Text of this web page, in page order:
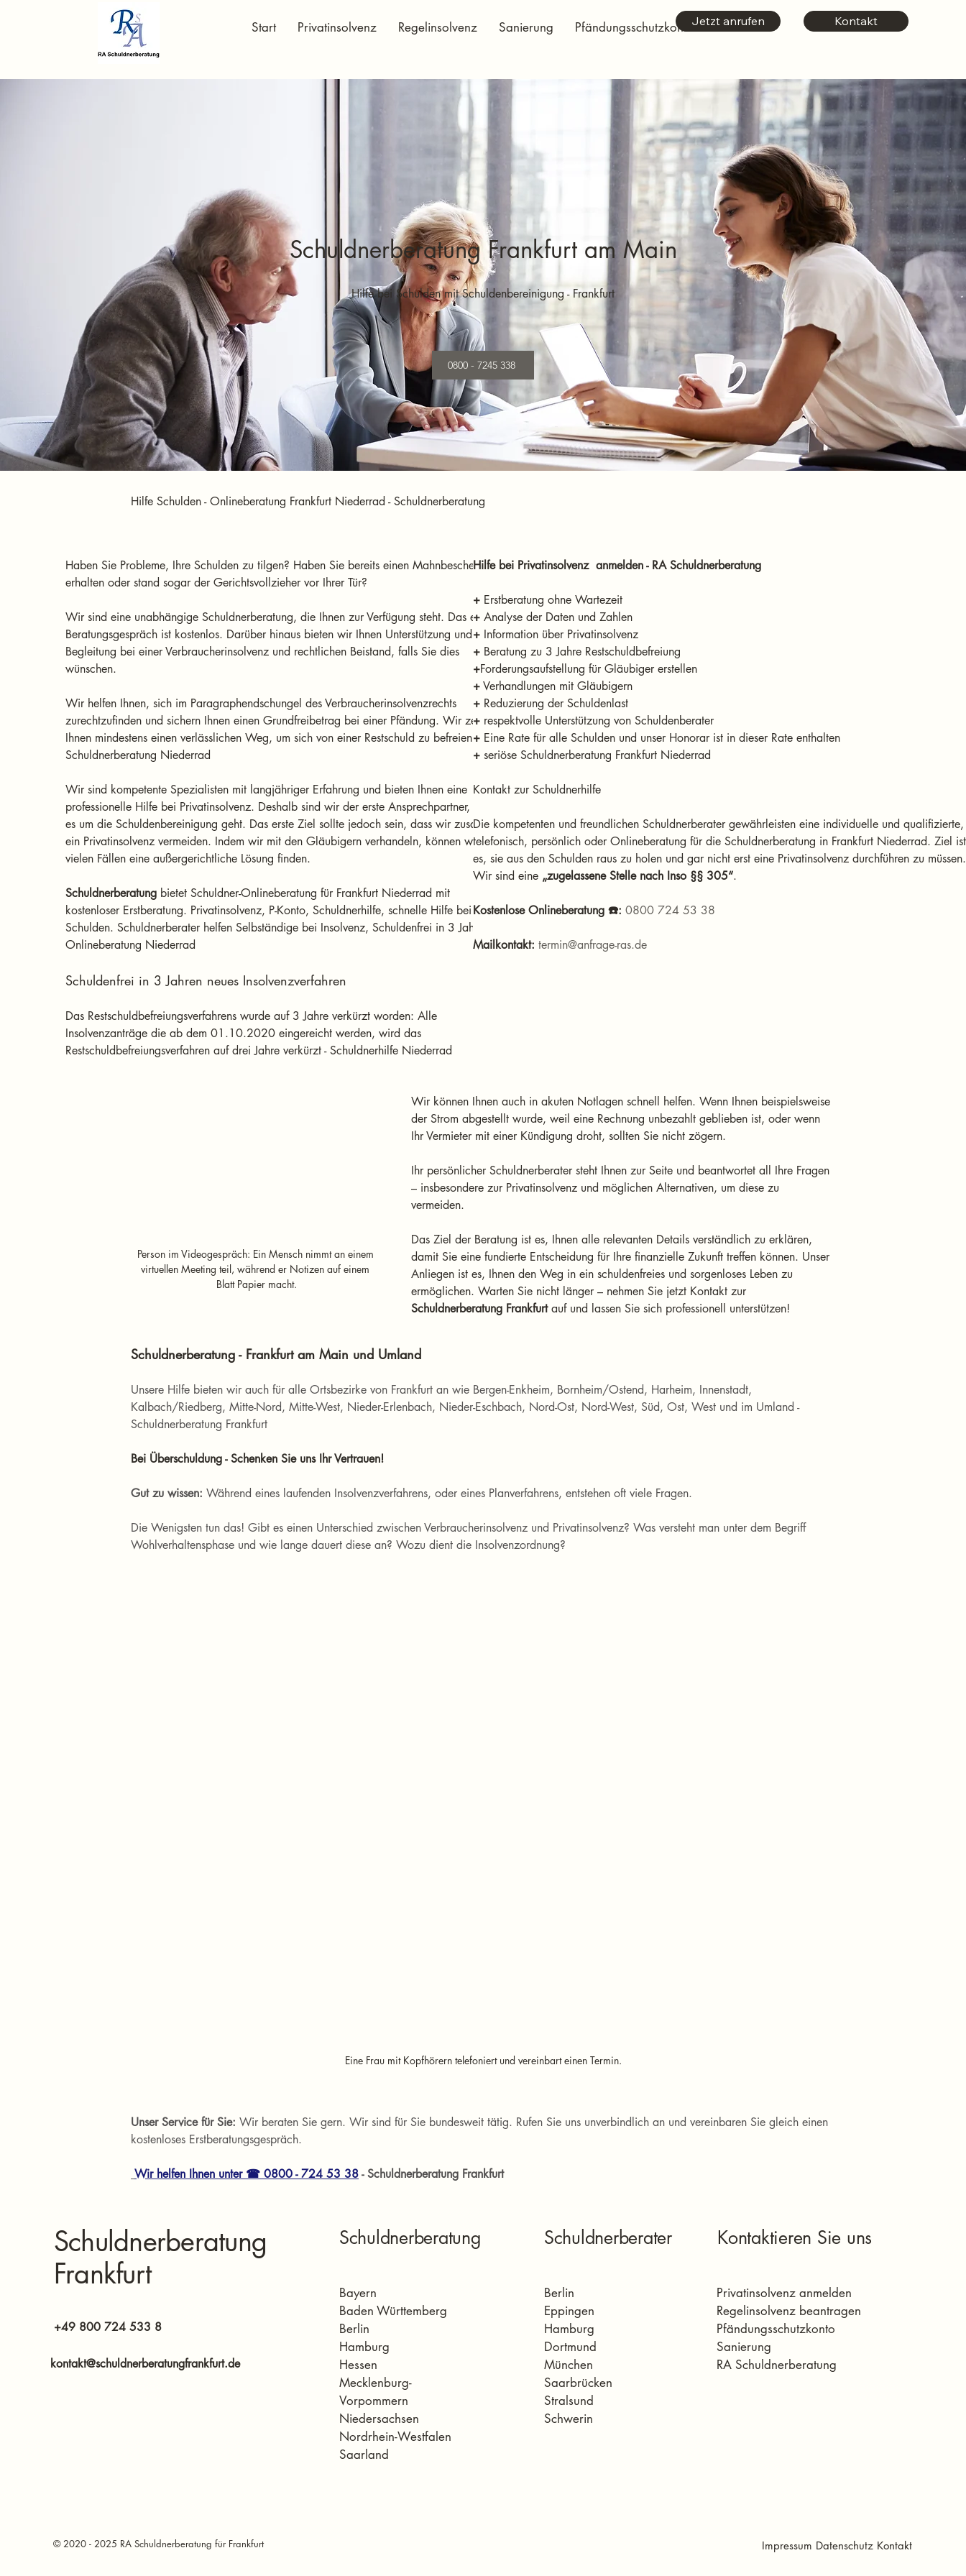
Start Privatinsolvenz Regelinsolvenz Sanierung PfändungsschutzkontoJetzt anrufen Kontakt
Schuldnerberatung Frankfurt am Main
Hilfe bei Schulden mit Schuldenbereinigung - Frankfurt
0800 - 7245 338
Hilfe Schulden - Onlineberatung Frankfurt Niederrad - Schuldnerberatung
Haben Sie Probleme, Ihre Schulden zu tilgen? Haben Sie bereits einen Mahnbescheid
erhalten oder stand sogar der Gerichtsvollzieher vor Ihrer Tür?
Wir sind eine unabhängige Schuldnerberatung, die Ihnen zur Verfügung steht. Das erste
Beratungsgespräch ist kostenlos. Darüber hinaus bieten wir Ihnen Unterstützung und
Begleitung bei einer Verbraucherinsolvenz und rechtlichen Beistand, falls Sie dies
wünschen.
Wir helfen Ihnen, sich im Paragraphendschungel des Verbraucherinsolvenzrechts
zurechtzufinden und sichern Ihnen einen Grundfreibetrag bei einer Pfändung. Wir zeigen
Ihnen mindestens einen verlässlichen Weg, um sich von einer Restschuld zu befreien -
Schuldnerberatung Niederrad
Wir sind kompetente Spezialisten mit langjähriger Erfahrung und bieten Ihnen eine
professionelle Hilfe bei Privatinsolvenz. Deshalb sind wir der erste Ansprechpartner, wenn
es um die Schuldenbereinigung geht. Das erste Ziel sollte jedoch sein, dass wir zusammen
ein Privatinsolvenz vermeiden. Indem wir mit den Gläubigern verhandeln, können wir in
vielen Fällen eine außergerichtliche Lösung finden.
Schuldnerberatung bietet Schuldner-Onlineberatung für Frankfurt Niederrad mit
kostenloser Erstberatung. Privatinsolvenz, P-Konto, Schuldnerhilfe, schnelle Hilfe bei
Schulden. Schuldnerberater helfen Selbständige bei Insolvenz, Schuldenfrei in 3 Jahre -
Onlineberatung Niederrad
Schuldenfrei in 3 Jahren neues Insolvenzverfahren
Das Restschuldbefreiungsverfahrens wurde auf 3 Jahre verkürzt worden: Alle
Insolvenzanträge die ab dem 01.10.2020 eingereicht werden, wird das
Restschuldbefreiungsverfahren auf drei Jahre verkürzt - Schuldnerhilfe Niederrad
Hilfe bei Privatinsolvenz  anmelden - RA Schuldnerberatung
+
+
+
+
+
+
+
+
+
+ seriöse Schuldnerberatung Frankfurt Niederrad
Kontakt zur Schuldnerhilfe
Die kompetenten und freundlichen Schuldnerberater gewährleisten eine individuelle und
telefonisch, persönlich oder Onlineberatung für die Schuldnerberatung in Frankfurt Niederrad. Ziel
es, sie aus den Schulden raus zu holen und gar nicht erst eine Privatinsolvenz durchführen zu
Wir sind eine „zugelassene Stelle nach Inso §§ 305“.
Kostenlose Onlineberatung ☎️: 0800 724 53 38
Mailkontakt: termin@anfrage-ras.de
Person im Videogespräch: Ein Mensch nimmt an einem
virtuellen Meeting teil, während er Notizen auf einem
Blatt Papier macht.
Wir können Ihnen auch in akuten Notlagen schnell helfen. Wenn Ihnen beispielsweise
der Strom abgestellt wurde, weil eine Rechnung unbezahlt geblieben ist, oder wenn
Ihr Vermieter mit einer Kündigung droht, sollten Sie nicht zögern.
Ihr persönlicher Schuldnerberater steht Ihnen zur Seite und beantwortet all Ihre Fragen
– insbesondere zur Privatinsolvenz und möglichen Alternativen, um diese zu
vermeiden.
Das Ziel der Beratung ist es, Ihnen alle relevanten Details verständlich zu erklären,
damit Sie eine fundierte Entscheidung für Ihre finanzielle Zukunft treffen können. Unser
Anliegen ist es, Ihnen den Weg in ein schuldenfreies und sorgenloses Leben zu
ermöglichen. Warten Sie nicht länger – nehmen Sie jetzt Kontakt zur
Schuldnerberatung Frankfurt auf und lassen Sie sich professionell unterstützen!
Schuldnerberatung - Frankfurt am Main und Umland
Unsere Hilfe bieten wir auch für alle Ortsbezirke von Frankfurt an wie Bergen-Enkheim, Bornheim/Ostend, Harheim, Innenstadt,
Kalbach/Riedberg, Mitte-Nord, Mitte-West, Nieder-Erlenbach, Nieder-Eschbach, Nord-Ost, Nord-West, Süd, Ost, West und im Umland -
Schuldnerberatung Frankfurt
Bei Überschuldung - Schenken Sie uns Ihr Vertrauen!
Gut zu wissen: Während eines laufenden Insolvenzverfahrens, oder eines Planverfahrens, entstehen oft viele Fragen.
Die Wenigsten tun das! Gibt es einen Unterschied zwischen Verbraucherinsolvenz und Privatinsolvenz? Was versteht man unter dem Begriff
Wohlverhaltensphase und wie lange dauert diese an? Wozu dient die Insolvenzordnung?
Eine Frau mit Kopfhörern telefoniert und vereinbart einen Termin.
Unser Service für Sie: Wir beraten Sie gern. Wir sind für Sie bundesweit tätig. Rufen Sie uns unverbindlich an und vereinbaren Sie gleich einen
kostenloses Erstberatungsgespräch.
Wir helfen Ihnen unter ☎ 0800 - 724 53 38 - Schuldnerberatung Frankfurt
Schuldnerberatung
Frankfurt
+49 800 724 533 8
kontakt@schuldnerberatungfrankfurt.de
© 2020 - 2025 RA Schuldnerberatung für Frankfurt
Schuldnerberatung
Bayern
Baden Württemberg
Berlin
Hamburg
Hessen
Mecklenburg-
Vorpommern
Niedersachsen
Nordrhein-Westfalen
Saarland
Schuldnerberater
Berlin
Eppingen
Hamburg
Dortmund
München
Saarbrücken
Stralsund
Schwerin
Kontaktieren Sie uns
Privatinsolvenz anmelden
Regelinsolvenz beantragen
Pfändungsschutzkonto
Sanierung
RA Schuldnerberatung
​Impressum Datenschutz Kontakt